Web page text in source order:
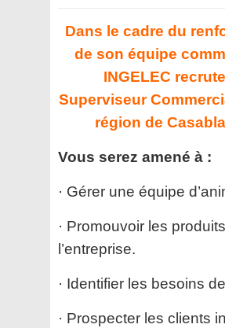
Dans le cadre du
de son équipe
INGELEC
Superviseur
région de
Vous serez amené à :
· Gérer une équipe
· Promouvoir les
l’entreprise.
· Identifier les besoins
· Prospecter les clients